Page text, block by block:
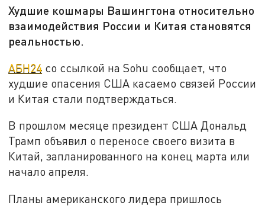
Худшие кошмары Вашингтона относительно
взаимодействия России и Китая становятся
реальностью.
АБН24 со ссылкой на Sohu сообщает, что
худшие опасения США касаемо связей России
и Китая стали подтверждаться.
В прошлом месяце президент США Дональд
Трамп объявил о переносе своего визита в
Китай, запланированного на конец марта или
начало апреля.
Планы американского лидера пришлось